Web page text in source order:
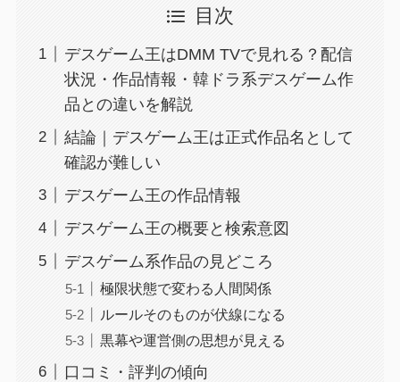
目次
デスゲーム王はDMM TVで見れる？配信
状況・作品情報・韓ドラ系デスゲーム作
品との違いを解説
結論｜デスゲーム王は正式作品名として
確認が難しい
デスゲーム王の作品情報
デスゲーム王の概要と検索意図
デスゲーム系作品の見どころ
極限状態で変わる人間関係
ルールそのものが伏線になる
黒幕や運営側の思想が見える
口コミ・評判の傾向